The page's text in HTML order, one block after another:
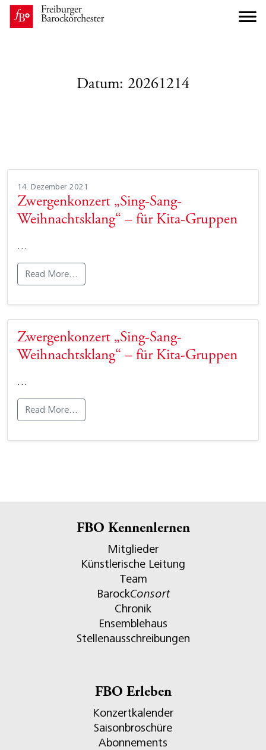
Datum: 20261214
14. Dezember 2021
Zwergenkonzert „Sing-Sang-
Weihnachtsklang“ – für Kita-Gruppen
…
Read More…
Zwergenkonzert „Sing-Sang-
Weihnachtsklang“ – für Kita-Gruppen
…
Read More…
FBO Kennenlernen
Mitglieder
Künstlerische Leitung
Team
BarockConsort
Chronik
Ensemblehaus
Stellenausschreibungen
FBO Erleben
Konzertkalender
Saisonbroschüre
Abonnements